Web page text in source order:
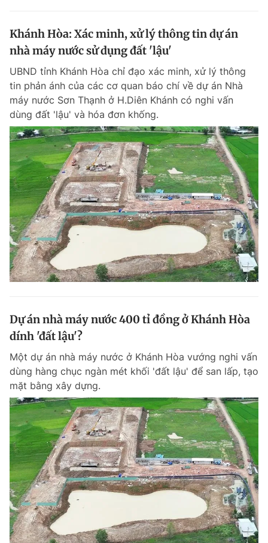
Khánh Hòa: Xác minh, xử lý thông tin dự án
nhà máy nước sử dụng đất 'lậu'
UBND tỉnh Khánh Hòa chỉ đạo xác minh, xử lý thông
tin phản ánh của các cơ quan báo chí về dự án Nhà
máy nước Sơn Thạnh ở H.Diên Khánh có nghi vấn
dùng đất 'lậu' và hóa đơn khống.
Dự án nhà máy nước 400 tỉ đồng ở Khánh Hòa
dính 'đất lậu'?
Một dự án nhà máy nước ở Khánh Hòa vướng nghi vấn
dùng hàng chục ngàn mét khối 'đất lậu' để san lấp, tạo
mặt bằng xây dựng.